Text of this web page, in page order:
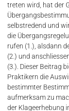
treten wird, hat der
selbstredend und
die
rufen (1.), alsdann
(2.) und
(3.). Dieser Beitrag
Praktikern die
bestimmter
aufmerksam zu
der Klageerhebung